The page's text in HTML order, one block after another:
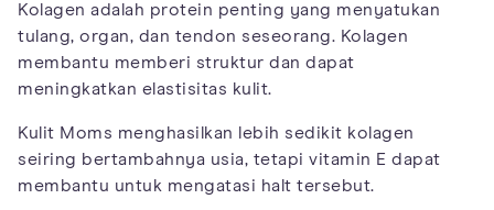
Kolagen adalah protein penting yang menyatukan
tulang, organ, dan tendon seseorang. Kolagen
membantu memberi struktur dan dapat
meningkatkan elastisitas kulit.
Kulit Moms menghasilkan lebih sedikit kolagen
seiring bertambahnya usia, tetapi vitamin E dapat
membantu untuk mengatasi halt tersebut.